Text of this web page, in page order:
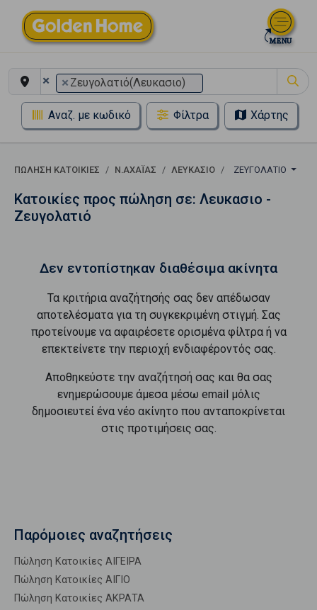
× × Ζευγολατιό(Λευκασιο)
Αναζ. με κωδικό Φίλτρα Χάρτης
ΠΏΛΗΣΗ ΚΑΤΟΙΚΊΕΣ Ν.ΑΧΑΪΑΣ ΛΕΥΚΑΣΙΟ ΖΕΥΓΟΛΑΤΙΌ
Κατοικίες προς πώληση σε: Λευκασιο -
Ζευγολατιό
Δεν εντοπίστηκαν διαθέσιμα ακίνητα
Τα κριτήρια αναζήτησής σας δεν απέδωσαν
αποτελέσματα για τη συγκεκριμένη στιγμή. Σας
προτείνουμε να αφαιρέσετε ορισμένα φίλτρα ή να
επεκτείνετε την περιοχή ενδιαφέροντός σας.
Αποθηκεύστε την αναζήτησή σας και θα σας
ενημερώσουμε άμεσα μέσω email μόλις
δημοσιευτεί ένα νέο ακίνητο που ανταποκρίνεται
στις προτιμήσεις σας.
Παρόμοιες αναζητήσεις
Πώληση Κατοικίες ΑΙΓΕΙΡΑ
Πώληση Κατοικίες ΑΙΓΙΟ
Πώληση Κατοικίες ΑΚΡΑΤΑ